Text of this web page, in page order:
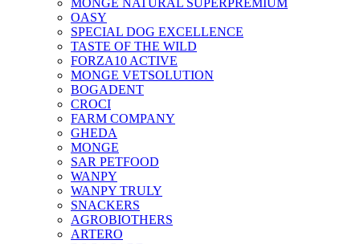
MONGE NATURAL SUPERPREMIUM
OASY
SPECIAL DOG EXCELLENCE
TASTE OF THE WILD
FORZA10 ACTIVE
MONGE VETSOLUTION
BOGADENT
CROCI
FARM COMPANY
GHEDA
MONGE
SAR PETFOOD
WANPY
WANPY TRULY
SNACKERS
AGROBIOTHERS
ARTERO